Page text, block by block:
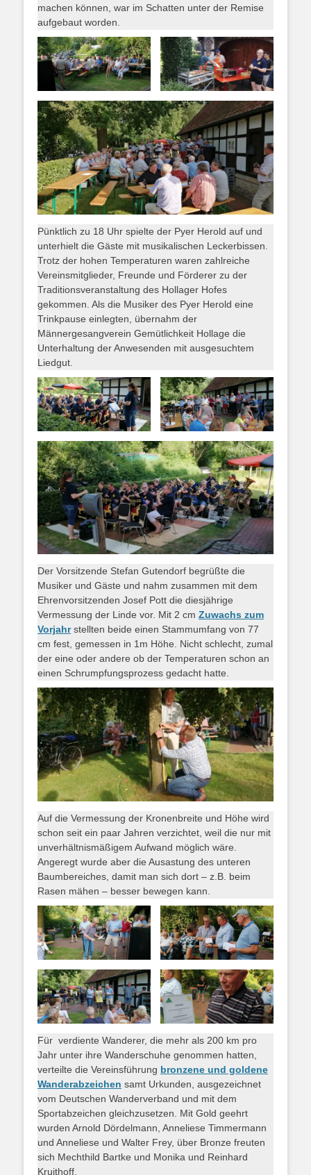
machen können, war im Schatten unter der Remise
aufgebaut worden.
Pünktlich zu 18 Uhr spielte der Pyer Herold auf und
unterhielt die Gäste mit musikalischen Leckerbissen.
Trotz der hohen Temperaturen waren zahlreiche
Vereinsmitglieder, Freunde und Förderer zu der
Traditionsveranstaltung des Hollager Hofes
gekommen. Als die Musiker des Pyer Herold eine
Trinkpause einlegten, übernahm der
Männergesangverein Gemütlichkeit Hollage die
Unterhaltung der Anwesenden mit ausgesuchtem
Liedgut.
Der Vorsitzende Stefan Gutendorf begrüßte die
Musiker und Gäste und nahm zusammen mit dem
Ehrenvorsitzenden Josef Pott die diesjährige
Vermessung der Linde vor. Mit 2 cm Zuwachs zum
Vorjahrstellten beide einen Stammumfang von 77
cm fest, gemessen in 1m Höhe. Nicht schlecht, zumal
der eine oder andere ob der Temperaturen schon an
einen Schrumpfungsprozess gedacht hatte.
Auf die Vermessung der Kronenbreite und Höhe wird
schon seit ein paar Jahren verzichtet, weil die nur mit
unverhältnismäßigem Aufwand möglich wäre.
Angeregt wurde aber die Ausastung des unteren
Baumbereiches, damit man sich dort – z.B. beim
Rasen mähen – besser bewegen kann.
Für verdiente Wanderer, die mehr als 200 km pro
Jahr unter ihre Wanderschuhe genommen hatten,
verteilte die Vereinsführung bronzene und goldene
Wanderabzeichen samt Urkunden, ausgezeichnet
vom Deutschen Wanderverband und mit dem
Sportabzeichen gleichzusetzen. Mit Gold geehrt
wurden Arnold Dördelmann, Anneliese Timmermann
und Anneliese und Walter Frey, über Bronze freuten
sich Mechthild Bartke und Monika und Reinhard
Kruithoff.